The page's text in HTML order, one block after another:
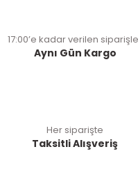
17:00’e kadar verilen
Aynı Gün Kargo
Her siparişte
Taksitli Alışveriş